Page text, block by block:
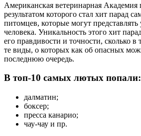
Американская ветеринарная Академия
результатом которого стал хит парад
питомцев, которые могут
человека. Уникальность этого хит
его правдивости и точности, сколько в
те виды, о которых как об опасных
последнюю очередь.
В топ-10 самых лютых попали:
далматин;
боксер;
пресса канарио;
чау-чау и пр.